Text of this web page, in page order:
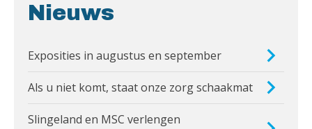
Nieuws
Exposities in augustus en september
Als u niet komt, staat onze zorg schaakmat
Slingeland en MSC verlengen